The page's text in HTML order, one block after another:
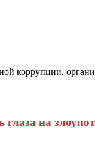
коррупции,
на